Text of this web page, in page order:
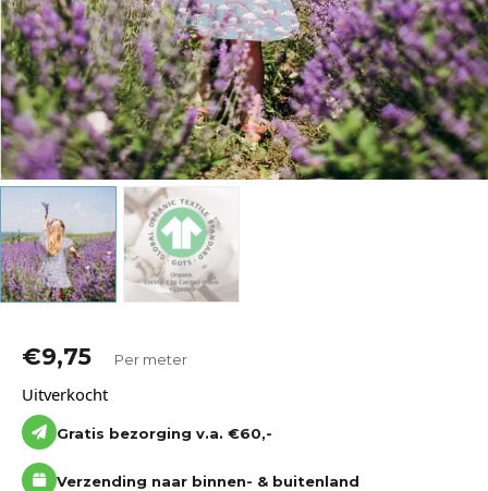
€9,75 Per meter
Uitverkocht
Gratis bezorging v.a. €60,-
Verzending naar binnen- & buitenland